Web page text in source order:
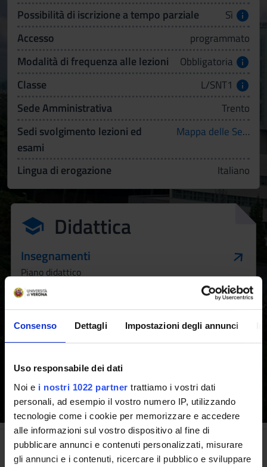
Consenso Dettagli Impostazioni degli annunci
Uso responsabile dei dati
Noi e i nostri 1022 partner trattiamo i vostri dati
personali, ad esempio il vostro numero IP, utilizzando
tecnologie come i cookie per memorizzare e accedere
alle informazioni sul vostro dispositivo al fine di
pubblicare annunci e contenuti personalizzati, misurare
gli annunci e i contenuti, ricercare il pubblico e sviluppare
Possibilità di iscrizione a tempo parziale Sì
Accesso programmato
Modalità di frequenza alle lezioni Obbligatoria
Classe L/SNT1
Sede Amministrativa Trento
Sedi svolgimento lezioni ed
esami
Mappa delle Sedi
Lingua di erogazione Italiano
Didattica
Insegnamenti
Piano didattico
Calendario didattico
Scopri il Corso Scopri come iscriverti